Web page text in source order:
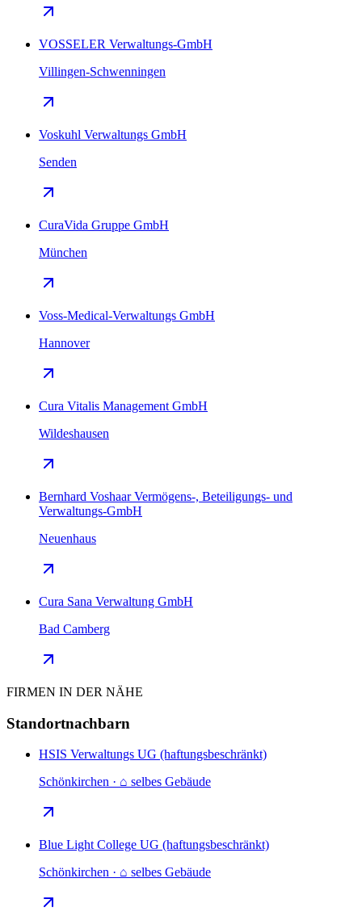
VOSSELER Verwaltungs-GmbH
Villingen-Schwenningen
Voskuhl Verwaltungs GmbH
Senden
CuraVida Gruppe GmbH
München
Voss-Medical-Verwaltungs GmbH
Hannover
Cura Vitalis Management GmbH
Wildeshausen
Bernhard Voshaar Vermögens-, Beteiligungs- und
Verwaltungs-GmbH
Neuenhaus
Cura Sana Verwaltung GmbH
Bad Camberg
FIRMEN IN DER NÄHE
Standortnachbarn
HSIS Verwaltungs UG (haftungsbeschränkt)
Schönkirchen · ⌂ selbes Gebäude
Blue Light College UG (haftungsbeschränkt)
Schönkirchen · ⌂ selbes Gebäude